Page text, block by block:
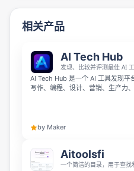
相关产品
AI Tech Hub
发现、比较并评测最佳 AI
AI Tech Hub 是一个 AI 工具发现平
写作、编程、设计、营销、生产力
by Maker
Aitoolsfi
一个简洁的目录，用于查找